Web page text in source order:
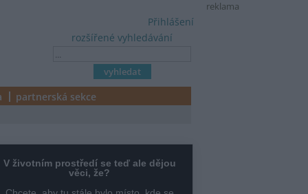
reklama
rozšířené vyhledávání
Přihlášení
partnerská sekce